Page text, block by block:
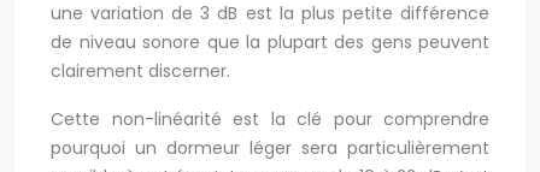
une variation de 3 dB est la plus petite différence
de niveau sonore que la plupart des gens peuvent
clairement discerner.
Cette non-linéarité est la clé pour comprendre
pourquoi un dormeur léger sera particulièrement